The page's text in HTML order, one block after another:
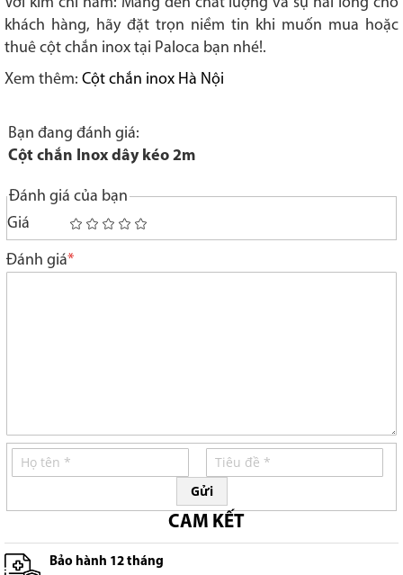
khách hàng, hãy đặt trọn niềm tin khi muốn mua hoặc
thuê cột chắn inox tại Paloca bạn nhé!.
Xem thêm: Cột chắn inox Hà Nội
Bạn đang đánh giá:
Cột chắn Inox dây kéo 2m
Đánh giá của bạn
Giá
1
star
2
stars
3
stars
4
stars
5
stars
Đánh giá
Gửi
CAM KẾT
Bảo hành 12 tháng